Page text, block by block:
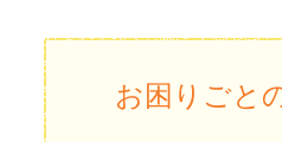
お困りごと